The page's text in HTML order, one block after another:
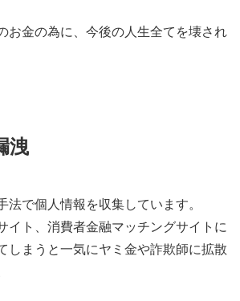
お金の為に、今後の人生全てを壊され
洩
法で個人情報を収集しています。
イト、消費者金融マッチングサイトに
しまうと一気にヤミ金や詐欺師に拡散